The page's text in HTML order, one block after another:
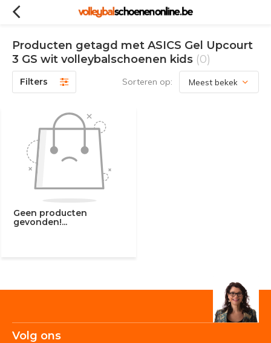
Producten getagd met ASICS Gel Upcourt
3 GS wit volleybalschoenen kids (0)
Filters Sorteren op:
Geen producten
gevonden!...
Volg ons